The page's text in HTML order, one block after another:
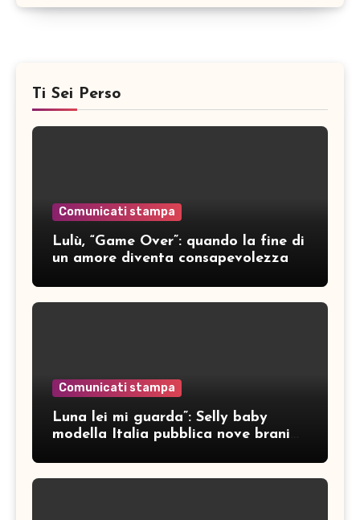
Ti Sei Perso
Comunicati stampa
Lulù, “Game Over”: quando la fine di
un amore diventa consapevolezza
Comunicati stampa
Luna lei mi guarda”: Selly baby
modella Italia pubblica nove brani